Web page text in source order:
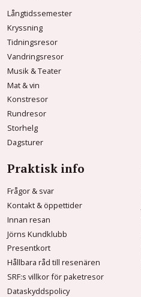
Långtidssemester
Kryssning
Tidningsresor
Vandringsresor
Musik & Teater
Mat & vin
Konstresor
Rundresor
Storhelg
Dagsturer
Praktisk info
Frågor & svar
Kontakt & öppettider
Innan resan
Jörns Kundklubb
Presentkort
Hållbara råd till resenären
SRF:s villkor för paketresor
Dataskyddspolicy